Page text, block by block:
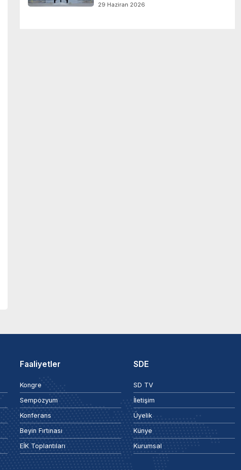
29 Haziran 2026
Faaliyetler
Kongre
Sempozyum
Konferans
Beyin Fırtınası
EİK Toplantıları
SDE
SD TV
İletişim
Üyelik
Künye
Kurumsal